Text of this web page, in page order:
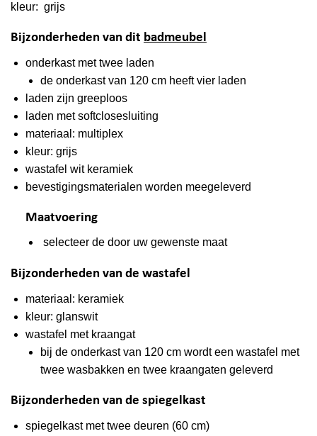
kleur: grijs
Bijzonderheden van dit badmeubel
onderkast met twee laden
de onderkast van 120 cm heeft vier laden
laden zijn greeploos
laden met softclosesluiting
materiaal: multiplex
kleur: grijs
wastafel wit keramiek
bevestigingsmaterialen worden meegeleverd
Maatvoering
selecteer de door uw gewenste maat
Bijzonderheden van de wastafel
materiaal: keramiek
kleur: glanswit
wastafel metkraangat
bij de onderkast van 120 cm wordt een wastafel met
twee wasbakken en twee kraangaten geleverd
Bijzonderheden van de spiegelkast
spiegelkast met twee deuren (60 cm)